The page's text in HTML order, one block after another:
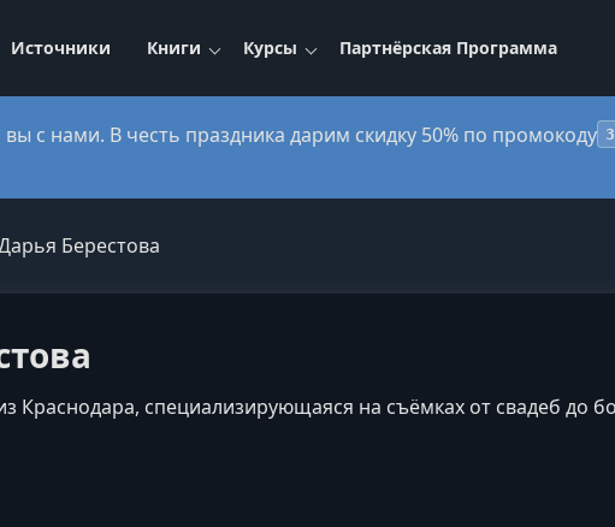
Источники Книги Курсы Партнёрская Программа
с нами. В честь праздника дарим скидку 50% по промокоду
Берестова
Краснодара, специализирующаяся на съёмках от свадеб до